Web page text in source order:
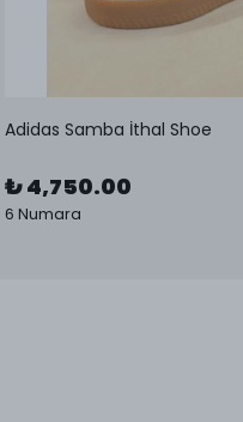
Adidas Samba İthal Shoe
₺ 4,750.00
6 Numara